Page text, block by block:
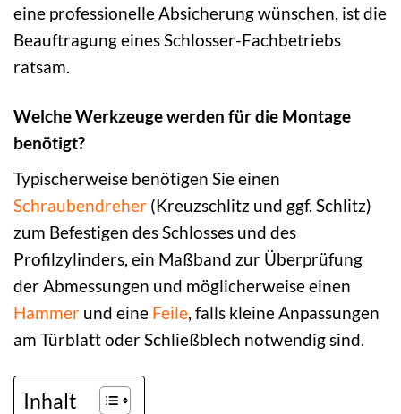
eine professionelle Absicherung wünschen, ist die
Beauftragung eines Schlosser-Fachbetriebs
ratsam.
Welche Werkzeuge werden für die Montage
benötigt?
Typischerweise benötigen Sie einen
Schraubendreher (Kreuzschlitz und ggf. Schlitz)
zum Befestigen des Schlosses und des
Profilzylinders, ein Maßband zur Überprüfung
der Abmessungen und möglicherweise einen
Hammer und eine Feile, falls kleine Anpassungen
am Türblatt oder Schließblech notwendig sind.
Inhalt